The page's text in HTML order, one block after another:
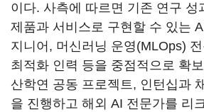
이다. 사측에 따르면 기존 연구 성
제품과 서비스로 구현할 수 있는
지니어, 머신러닝 운영(MLOps)
최적화 인력 등을 중점적으로 확
산학연 공동 프로젝트, 인턴십과
을 진행하고 해외 AI 전문가를 리